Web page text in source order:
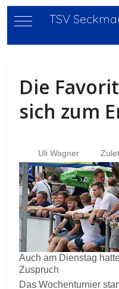
Mobile Menu Toggle
TSV
Die
sich zum
Uli Wagner
Auch am Dienstag
Zuspruch
Das Wochenturnier